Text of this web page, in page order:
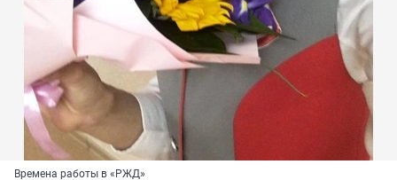
Времена работы в «РЖД»